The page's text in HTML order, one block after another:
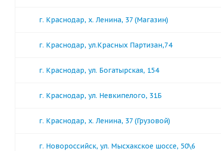
г. Краснодар, х. Ленина, 37 (Магазин)
г. Краснодар, ул.Красных Партизан,74
г. Краснодар, ул. Богатырская, 154
г. Краснодар, ул. Невкипелого, 31Б
г. Краснодар, х. Ленина, 37 (Грузовой)
г. Новороссийск, ул. Мысхакское шоссе, 50\6